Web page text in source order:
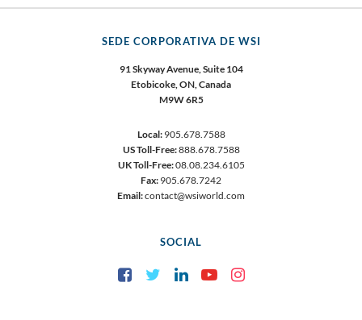
SEDE CORPORATIVA DE WSI
91 Skyway Avenue, Suite 104
Etobicoke, ON, Canada
M9W 6R5
Local:905.678.7588
US Toll-Free:888.678.7588
UK Toll-Free:08.08.234.6105
Fax: 905.678.7242
Email:contact@wsiworld.com
SOCIAL
FacebookTwitter LinkedInYouTube